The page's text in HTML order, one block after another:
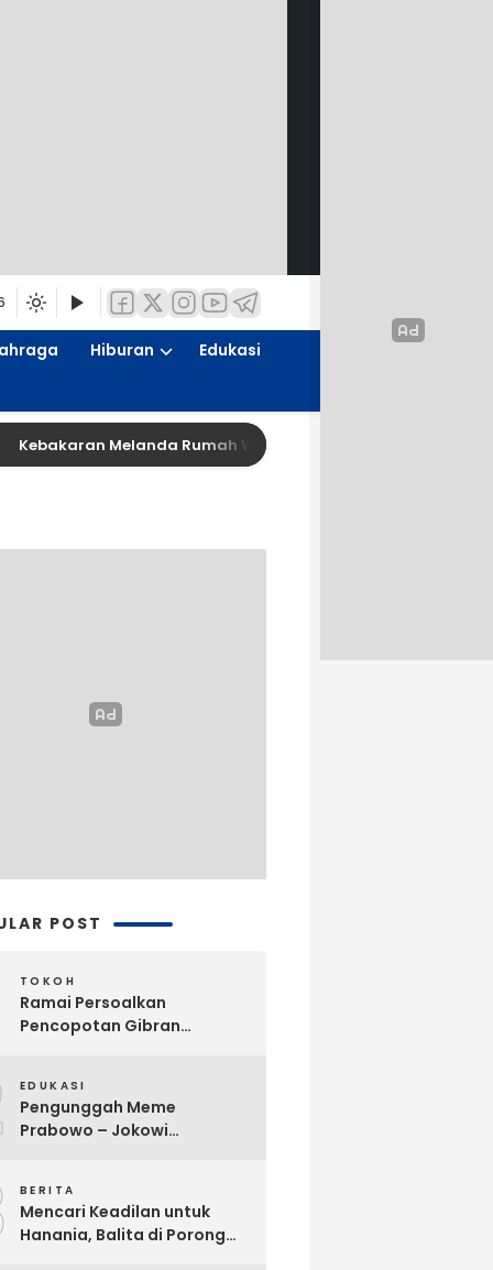
Hiburan
Edukasi
Kebakaran Melanda Rumah Warga di Krukah Utara Ngagel
POST
TOKOH
Ramai Persoalkan
Pencopotan Gibran
Angkat Bicara
EDUKASI
Pengunggah Meme
Prabowo – Jokowi
BERITA
Mencari Keadilan untuk
Hanania, Balita di Porong